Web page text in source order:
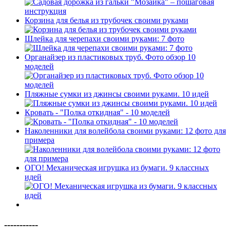
Корзина для белья из трубочек своими руками
Шлейка для черепахи своими руками: 7 фото
Органайзер из пластиковых труб. Фото обзор 10
моделей
Пляжные сумки из джинсы своими руками. 10 идей
Кровать - "Полка откидная" - 10 моделей
Наколенники для волейбола своими руками: 12 фото для
примера
ОГО! Механическая игрушка из бумаги. 9 классных
идей
-----------